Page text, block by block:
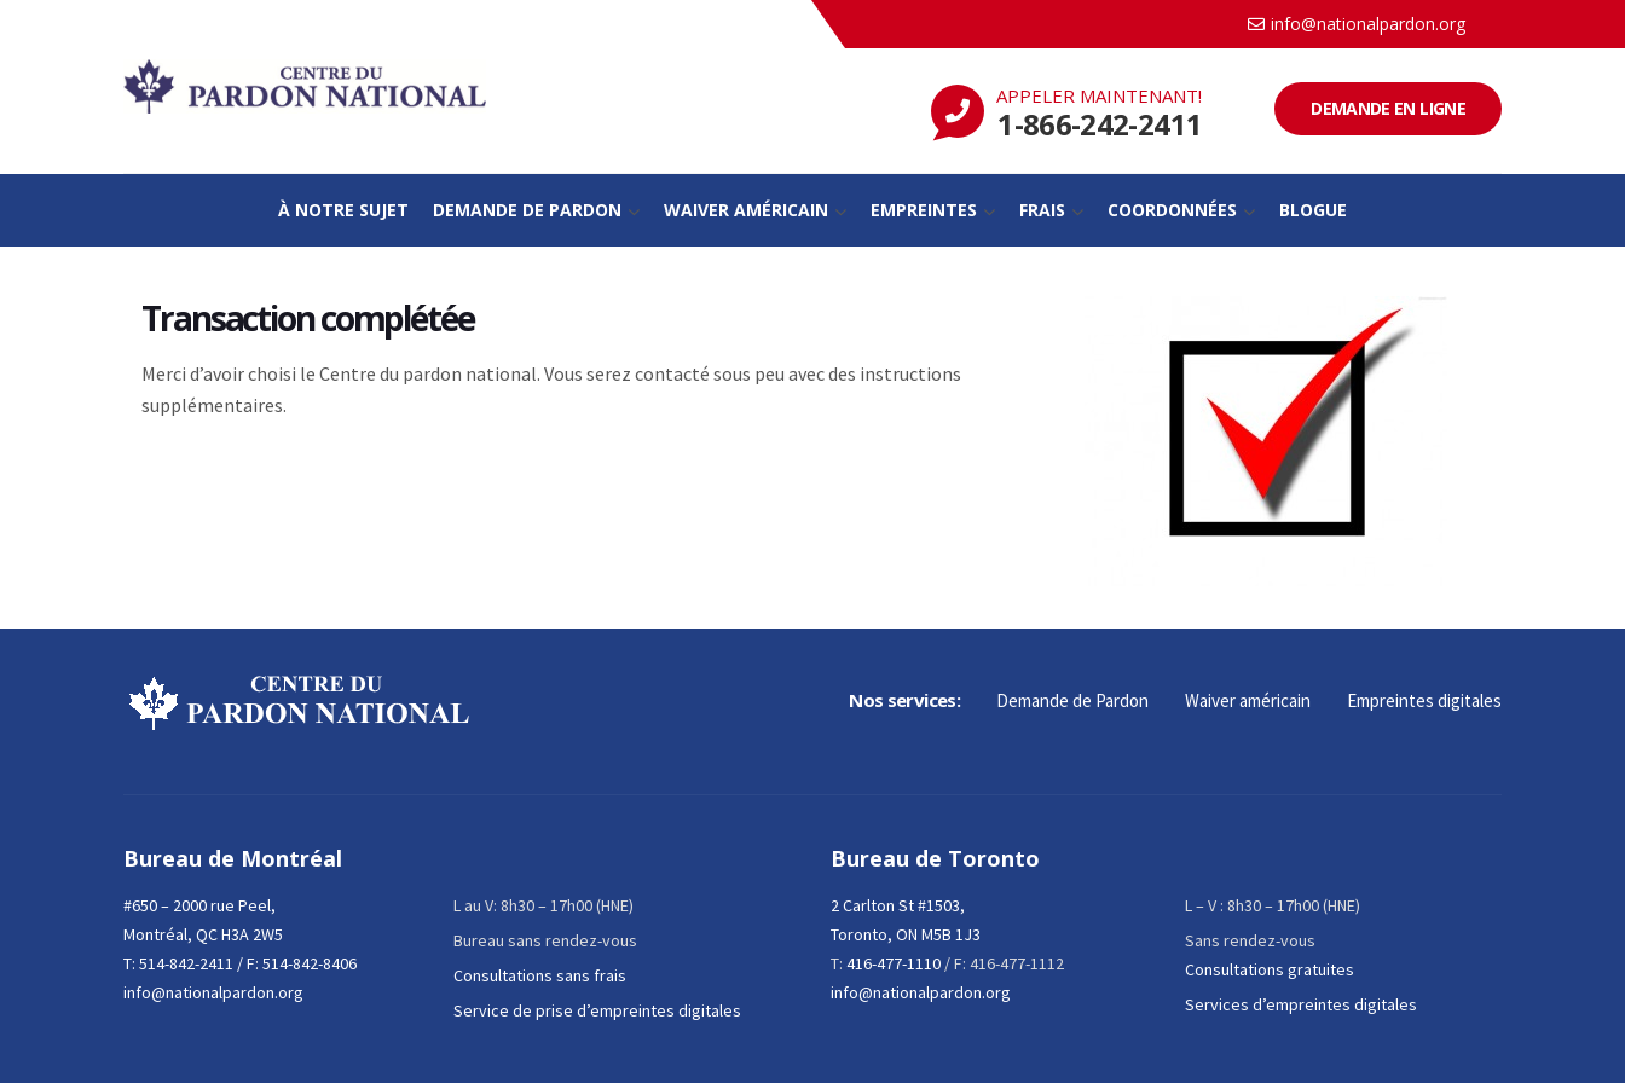
info@nationalpardon.org
APPELER MAINTENANT!
1-866-242-2411 DEMANDE EN LIGNE
À NOTRE SUJET DEMANDE DE PARDON WAIVER AMÉRICAIN EMPREINTES FRAIS COORDONNÉES BLOGUE
Transaction complétée
Merci d’avoir choisi le Centre du pardon national. Vous serez contacté sous peu avec des instructions
supplémentaires.
Nos services: Demande de Pardon Waiver américain Empreintes digitales
Bureau de Montréal
#650 – 2000 rue Peel,
Montréal, QC H3A 2W5
T: 514-842-2411 / F: 514-842-8406
info@nationalpardon.org
L au V: 8h30 – 17h00 (HNE)
Bureau sans rendez-vous
Consultations sans frais
Service de prise d’empreintes digitales
Bureau de Toronto
2 Carlton St #1503,
Toronto, ON M5B 1J3
T: 416-477-1110 / F: 416-477-1112
info@nationalpardon.org
L – V : 8h30 – 17h00 (HNE)
Sans rendez-vous
Consultations gratuites
Services d’empreintes digitales